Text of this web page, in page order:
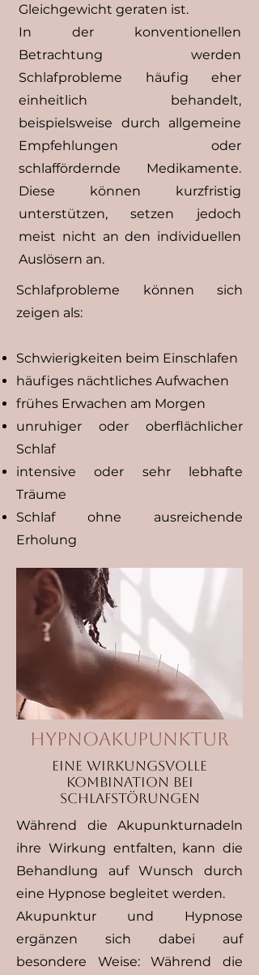
Gleichgewicht geraten ist.
In der konventionellen
Betrachtung werden
Schlafprobleme häufig eher
einheitlich behandelt,
beispielsweise durch allgemeine
Empfehlungen oder
schlaffördernde Medikamente.
Diese können kurzfristig
unterstützen, setzen jedoch
meist nicht an den individuellen
Auslösern an.
Schlafprobleme können sich
zeigen als:
Schwierigkeiten beim Einschlafen
häufiges nächtliches Aufwachen
frühes Erwachen am Morgen
unruhiger oder oberflächlicher
Schlaf
intensive oder sehr lebhafte
Träume
Schlaf ohne ausreichende
Erholung
Hypnoakupunktur
Eine wirkungsvolle
Kombination bei
Schlafstörungen
Während die Akupunkturnadeln
ihre Wirkung entfalten, kann die
Behandlung auf Wunsch durch
eine Hypnose begleitet werden.
Akupunktur und Hypnose
ergänzen sich dabei auf
besondere Weise: Während die